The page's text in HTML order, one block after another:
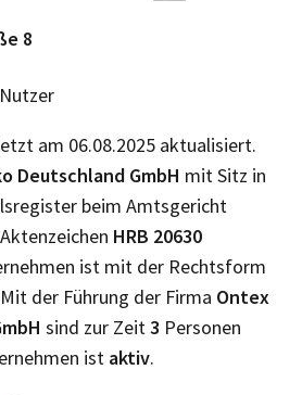
8
am 06.08.2025 aktualisiert.
Deutschland GmbH mit Sitz in
beim Amtsgericht
HRB 20630
ist mit der Rechtsform
der Führung der Firma Ontex
sind zur Zeit3 Personen
ist aktiv.